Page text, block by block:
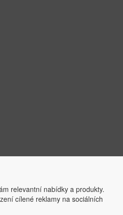
relevantní nabídky a produkty.
cílené reklamy na sociálních